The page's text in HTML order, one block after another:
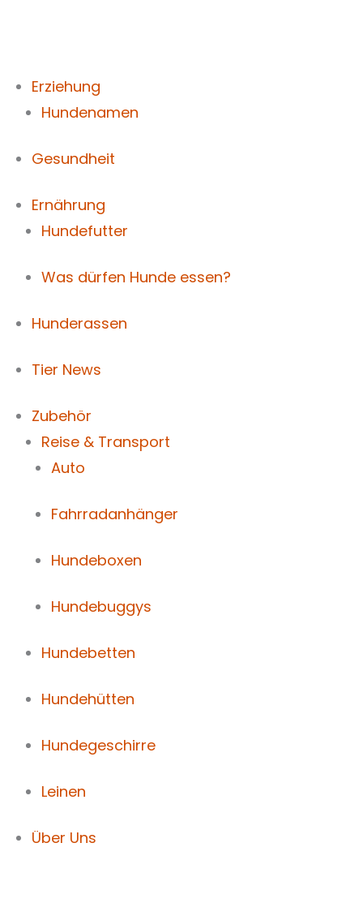
Erziehung
Hundenamen
Gesundheit
Ernährung
Hundefutter
Was dürfen Hunde essen?
Hunderassen
Tier News
Zubehör
Reise & Transport
Auto
Fahrradanhänger
Hundeboxen
Hundebuggys
Hundebetten
Hundehütten
Hundegeschirre
Leinen
Über Uns